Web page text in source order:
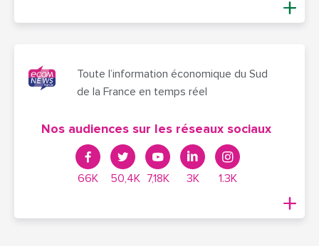
Toute l’information économique du Sud
de la France en temps réel
Nos audiences sur les réseaux sociaux
66K 50,4K 7,18K 3K 1.3K